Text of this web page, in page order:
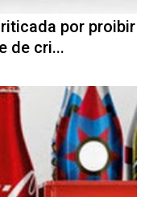
por proibir
de cri...